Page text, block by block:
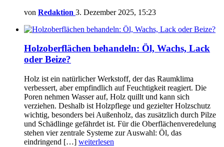
von Redaktion 3. Dezember 2025, 15:23
Holzoberflächen behandeln: Öl, Wachs, Lack
oder Beize?
Holz ist ein natürlicher Werkstoff, der das Raumklima
verbessert, aber empfindlich auf Feuchtigkeit reagiert. Die
Poren nehmen Wasser auf, Holz quillt und kann sich
verziehen. Deshalb ist Holzpflege und gezielter Holzschutz
wichtig, besonders bei Außenholz, das zusätzlich durch Pilze
und Schädlinge gefährdet ist. Für die Oberflächenveredelung
stehen vier zentrale Systeme zur Auswahl: Öl, das
eindringend […] weiterlesen